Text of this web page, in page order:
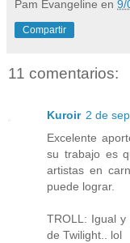
Pam Evangeline en 9/
Compartir
11 comentarios:
Kuroir 2 de
Excelente
su trabajo es
artistas en
puede lograr.
TROLL: Igual
de Twilight.. lol